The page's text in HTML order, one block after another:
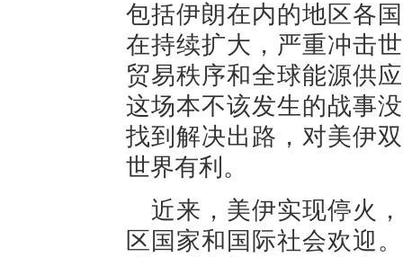
包括伊朗在内的地区各
在持续扩大，严重冲击
贸易秩序和全球能源供
这场本不该发生的战事
找到解决出路，对美伊
世界有利。
近来，美伊实现停火
区国家和国际社会欢迎